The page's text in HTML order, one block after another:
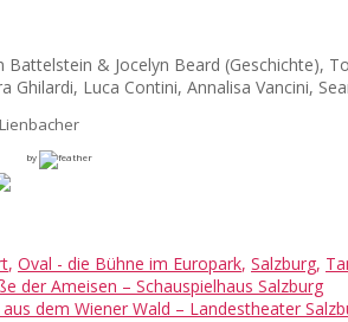
Battelstein & Jocelyn Beard (Geschichte),
Ghilardi, Luca Contini, Annalisa Vancini,
by
, Oval - die Bühne im Europark, Salzburg,
der Ameisen – Schauspielhaus Salzburg
dem Wiener Wald – Landestheater